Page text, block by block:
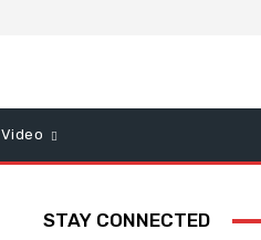
Video
STAY CONNECTED